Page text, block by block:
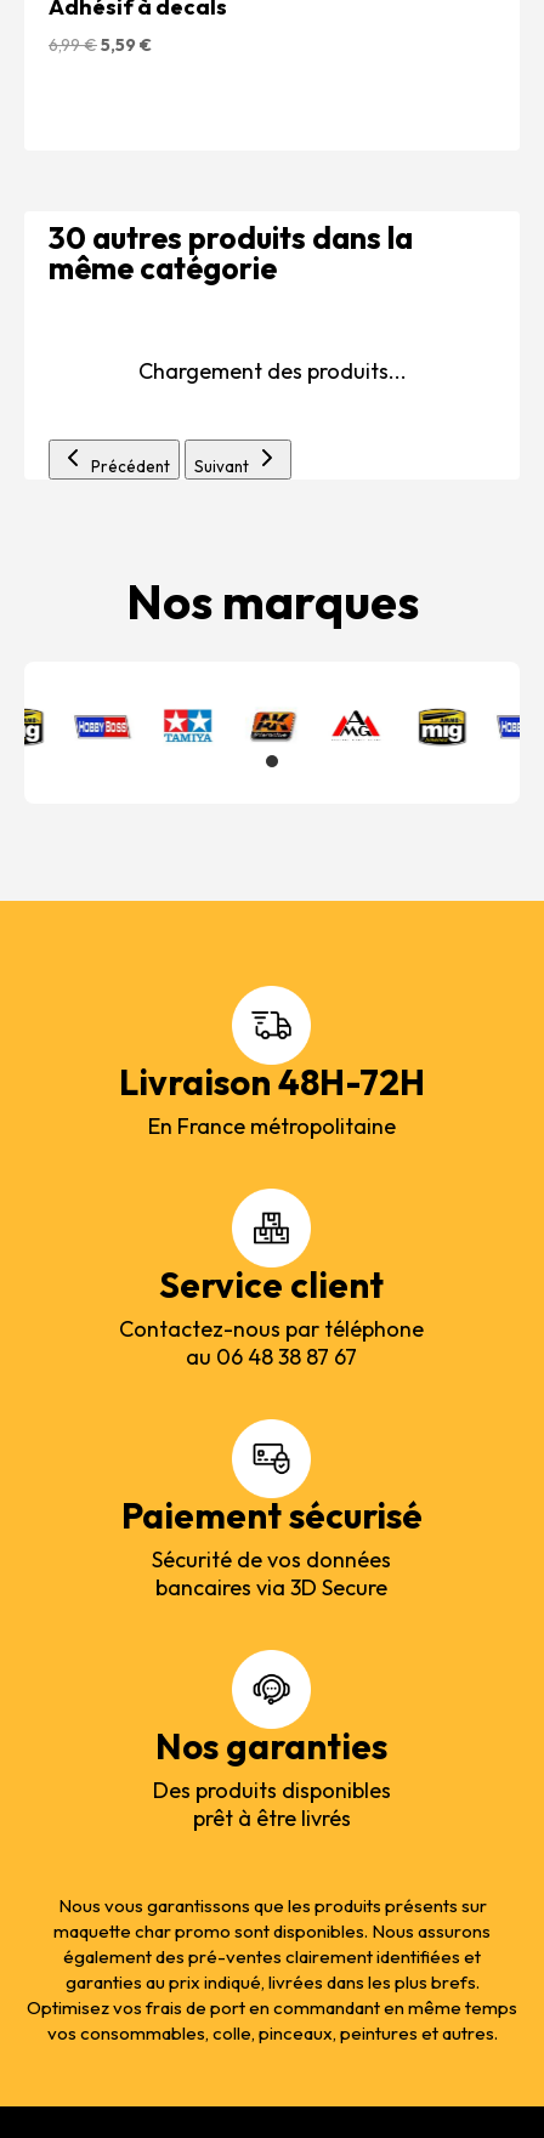
Adhésif à decals
6,99€Le
5,59 €Le
30 autres produits dans la
même catégorie
Chargement des produits...
Précédent Suivant
Nos marques
Livraison 48H-72H
En France métropolitaine
Service client
Contactez-nous par téléphone
au 06 48 38 87 67
Paiement sécurisé
Sécurité de vos données
bancaires via 3D Secure
Nos garanties
Des produits disponibles
prêt à être livrés
Nous vous garantissons que les produits présents sur
maquette char promo sont disponibles. Nous assurons
également des pré-ventes clairement identifiées et
garanties au prix indiqué, livrées dans les plus brefs.
Optimisez vos frais de port en commandant en même temps
vos consommables, colle, pinceaux, peintures et autres.